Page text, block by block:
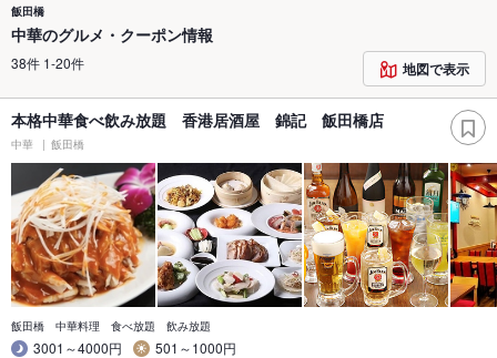
飯田橋
中華のグルメ・クーポン情報
38件 1-20件 地図で表示
本格中華食べ飲み放題 香港居酒屋 錦記 飯田橋店
中華 飯田橋
飯田橋 中華料理 食べ放題 飲み放題
3001～4000円
501～1000円